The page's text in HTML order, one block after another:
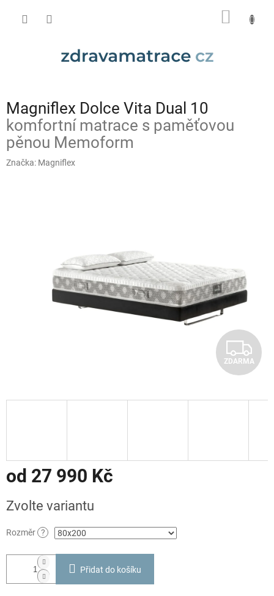
Magniflex Dolce Vita Dual 10
komfortní matrace s paměťovou
pěnou Memoform
Značka: Magniflex
Z
D
A
ZDARMA
od 27 990 Kč
cena:
Zvolte variantu
Rozměr ?
Přidat do košíku